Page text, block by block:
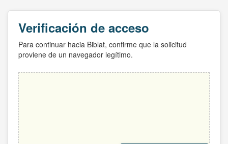
Verificación de acceso
Para continuar hacia Biblat, confirme que la solicitud
proviene de un navegador legítimo.